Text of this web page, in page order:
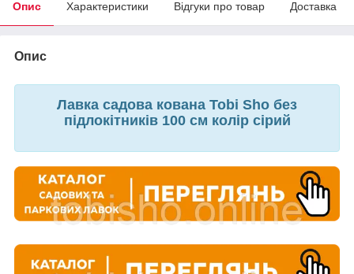
Опис Характеристики Відгуки про товар Доставка
Опис
Лавка садова кована Tobi Sho без
підлокітників 100 см колір сірий